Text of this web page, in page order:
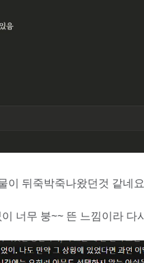
이 뒤죽박죽나왔던것 같네요
너무 붕~~ 뜬 느낌이라 다